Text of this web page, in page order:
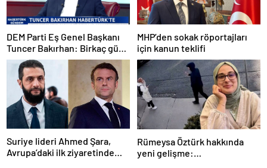
DEM Parti Eş Genel Başkanı
Tuncer Bakırhan: Birkaç gün
içerisinde kongre kararları
açıklanacak
MHP’den sokak röportajları
için kanun teklifi
Suriye lideri Ahmed Şara,
Avrupa’daki ilk ziyaretinde
Rümeysa Öztürk hakkında
yeni gelişme: